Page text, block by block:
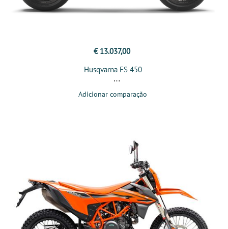
€ 13.037,00
Husqvarna FS 450
Adicionar comparação